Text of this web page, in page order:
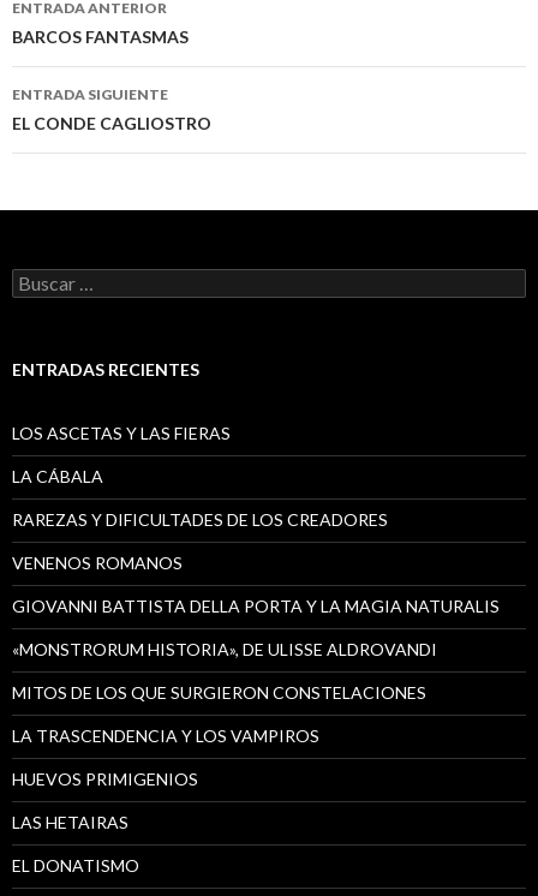
a
la
entrada
ENTRADA ANTERIOR
BARCOS FANTASMAS
ENTRADA SIGUIENTE
EL CONDE CAGLIOSTRO
Buscar:
ENTRADAS RECIENTES
LOS ASCETAS Y LAS FIERAS
LA CÁBALA
RAREZAS Y DIFICULTADES DE LOS CREADORES
VENENOS ROMANOS
GIOVANNI BATTISTA DELLA PORTA Y LA MAGIA NATURALIS
«MONSTRORUM HISTORIA», DE ULISSE ALDROVANDI
MITOS DE LOS QUE SURGIERON CONSTELACIONES
LA TRASCENDENCIA Y LOS VAMPIROS
HUEVOS PRIMIGENIOS
LAS HETAIRAS
EL DONATISMO